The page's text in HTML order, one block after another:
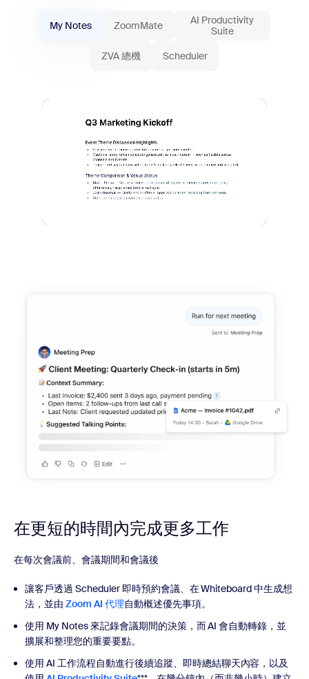
My Notes ZoomMate
AI Productivity
Suite
ZVA 總機
Scheduler
在更短的時間內完成更多工作
在每次會議前、會議期間和會議後
讓客戶透過 Scheduler 即時預約會議、在 Whiteboard 中生成想
法，並由 Zoom AI 代理自動概述優先事項。
使用 My Notes 來記錄會議期間的決策，而 AI 會自動轉錄，並
擴展和整理您的重要要點。
使用 AI 工作流程自動進行後續追蹤、即時總結聊天內容，以及